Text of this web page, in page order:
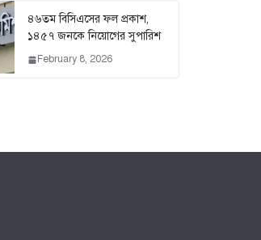
৪৬তম বিসিএসের ফল প্রকাশ,
১৪৫৭ জনকে নিয়োগের সুপারিশ
February 8, 2026